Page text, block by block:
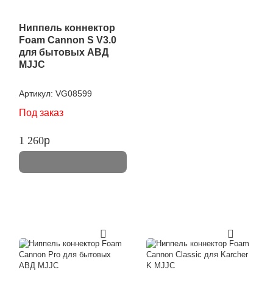
Ниппель коннектор
Foam Cannon S V3.0
для бытовых АВД
MJJC
Артикул: VG08599
Под заказ
1 260p